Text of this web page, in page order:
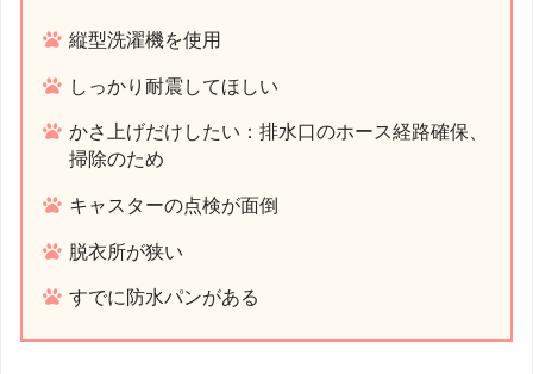
縦型洗濯機を使用
しっかり耐震してほしい
かさ上げだけしたい：排水口のホース経路確保、
掃除のため
キャスターの点検が面倒
脱衣所が狭い
すでに防水パンがある